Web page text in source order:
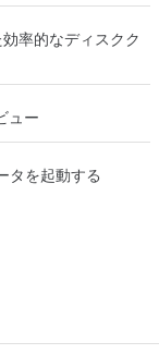
率的なディスクク
ュー
タを起動する